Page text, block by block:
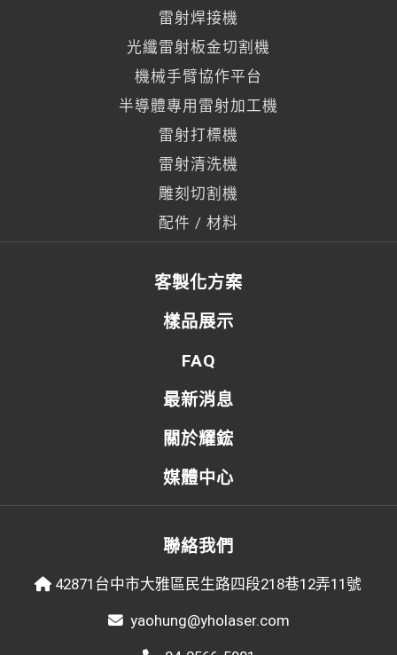
雷射焊接機
光纖雷射板金切割機
機械手臂協作平台
半導體專用雷射加工機
雷射打標機
雷射清洗機
雕刻切割機
配件 / 材料
客製化方案
樣品展示
FAQ
最新消息
關於耀鋐
媒體中心
聯絡我們
42871台中市大雅區民生路四段218巷12弄11號
yaohung@yholaser.com